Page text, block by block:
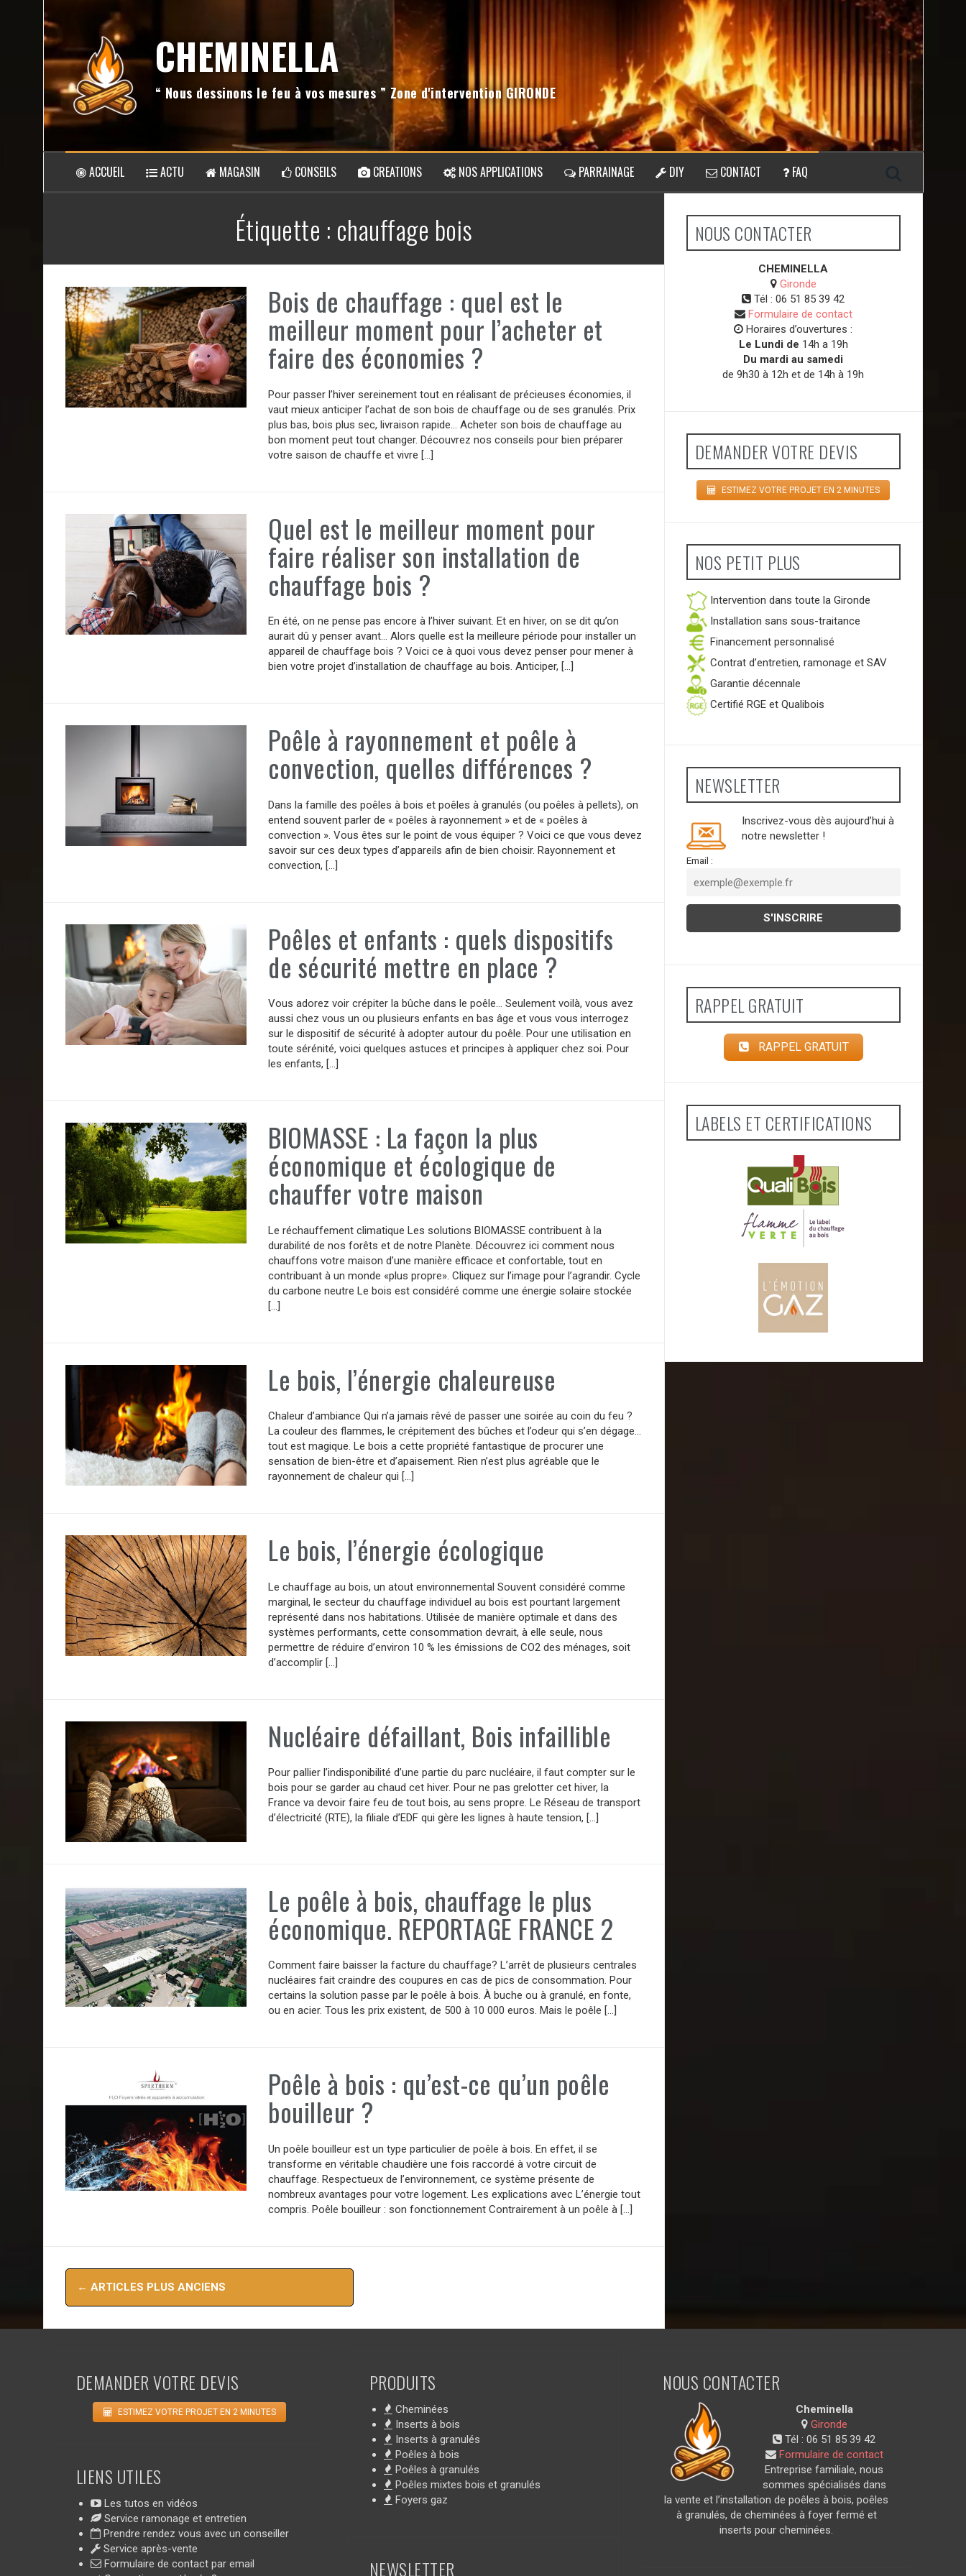
CHEMINELLA
“ Nous dessinons le feu à vos mesures ” Zone d'intervention GIRONDE
ACCUEIL ACTU MAGASIN CONSEILS CREATIONS NOS APPLICATIONS PARRAINAGE DIY CONTACT FAQ
Étiquette : chauffage bois
Bois de chauffage : quel est le
meilleur moment pour l’acheter et
faire des économies ?
Pour passer l’hiver sereinement tout en réalisant de précieuses économies, il
vaut mieux anticiper l’achat de son bois de chauffage ou de ses granulés. Prix
plus bas, bois plus sec, livraison rapide… Acheter son bois de chauffage au
bon moment peut tout changer. Découvrez nos conseils pour bien préparer
votre saison de chauffe et vivre […]
Quel est le meilleur moment pour
faire réaliser son installation de
chauffage bois ?
En été, on ne pense pas encore à l’hiver suivant. Et en hiver, on se dit qu’on
aurait dû y penser avant… Alors quelle est la meilleure période pour installer un
appareil de chauffage bois ? Voici ce à quoi vous devez penser pour mener à
bien votre projet d’installation de chauffage au bois. Anticiper, […]
Poêle à rayonnement et poêle à
convection, quelles différences ?
Dans la famille des poêles à bois et poêles à granulés (ou poêles à pellets), on
entend souvent parler de « poêles à rayonnement » et de « poêles à
convection ». Vous êtes sur le point de vous équiper ? Voici ce que vous devez
savoir sur ces deux types d’appareils afin de bien choisir. Rayonnement et
convection, […]
Poêles et enfants : quels dispositifs
de sécurité mettre en place ?
Vous adorez voir crépiter la bûche dans le poêle… Seulement voilà, vous avez
aussi chez vous un ou plusieurs enfants en bas âge et vous vous interrogez
sur le dispositif de sécurité à adopter autour du poêle. Pour une utilisation en
toute sérénité, voici quelques astuces et principes à appliquer chez soi. Pour
les enfants, […]
BIOMASSE : La façon la plus
économique et écologique de
chauffer votre maison
Le réchauffement climatique Les solutions BIOMASSE contribuent à la
durabilité de nos forêts et de notre Planète. Découvrez ici comment nous
chauffons votre maison d’une manière efficace et confortable, tout en
contribuant à un monde «plus propre». Cliquez sur l’image pour l’agrandir. Cycle
du carbone neutre Le bois est considéré comme une énergie solaire stockée
[…]
Le bois, l’énergie chaleureuse
Chaleur d’ambiance Qui n’a jamais rêvé de passer une soirée au coin du feu ?
La couleur des flammes, le crépitement des bûches et l’odeur qui s’en dégage…
tout est magique. Le bois a cette propriété fantastique de procurer une
sensation de bien-être et d’apaisement. Rien n’est plus agréable que le
rayonnement de chaleur qui […]
Le bois, l’énergie écologique
Le chauffage au bois, un atout environnemental Souvent considéré comme
marginal, le secteur du chauffage individuel au bois est pourtant largement
représenté dans nos habitations. Utilisée de manière optimale et dans des
systèmes performants, cette consommation devrait, à elle seule, nous
permettre de réduire d’environ 10 % les émissions de CO2 des ménages, soit
d’accomplir […]
Nucléaire défaillant, Bois infaillible
Pour pallier l’indisponibilité d’une partie du parc nucléaire, il faut compter sur le
bois pour se garder au chaud cet hiver. Pour ne pas grelotter cet hiver, la
France va devoir faire feu de tout bois, au sens propre. Le Réseau de transport
d’électricité (RTE), la filiale d’EDF qui gère les lignes à haute tension, […]
Le poêle à bois, chauffage le plus
économique. REPORTAGE FRANCE 2
Comment faire baisser la facture du chauffage? L’arrêt de plusieurs centrales
nucléaires fait craindre des coupures en cas de pics de consommation. Pour
certains la solution passe par le poêle à bois. À buche ou à granulé, en fonte,
ou en acier. Tous les prix existent, de 500 à 10 000 euros. Mais le poêle […]
Poêle à bois : qu’est-ce qu’un poêle
bouilleur ?
Un poêle bouilleur est un type particulier de poêle à bois. En effet, il se
transforme en véritable chaudière une fois raccordé à votre circuit de
chauffage. Respectueux de l’environnement, ce système présente de
nombreux avantages pour votre logement. Les explications avec L’énergie tout
compris. Poêle bouilleur : son fonctionnement Contrairement à un poêle à […]
Navigation
des
articles
← ARTICLES PLUS ANCIENS
NOUS CONTACTER
CHEMINELLA
Gironde
Tél : 06 51 85 39 42
Formulaire de contact
Horaires d’ouvertures :
Le Lundi de 14h a 19h
Du mardi au samedi
de 9h30 à 12h et de 14h à 19h
DEMANDER VOTRE DEVIS
ESTIMEZ VOTRE PROJET EN 2 MINUTES
NOS PETIT PLUS
Intervention dans toute la Gironde
Installation sans sous-traitance
Financement personnalisé
Contrat d’entretien, ramonage et SAV
Garantie décennale
Certifié RGE et Qualibois
NEWSLETTER
Inscrivez-vous dès aujourd’hui à
notre newsletter !
Email :
RAPPEL GRATUIT
RAPPEL GRATUIT
LABELS ET CERTIFICATIONS
DEMANDER VOTRE DEVIS
ESTIMEZ VOTRE PROJET EN 2 MINUTES
LIENS UTILES
Les tutos en vidéos
Service ramonage et entretien
Prendre rendez vous avec un conseiller
Service après-vente
Formulaire de contact par email
PRODUITS
Cheminées
Inserts à bois
Inserts à granulés
Poêles à bois
Poêles à granulés
Poêles mixtes bois et granulés
Foyers gaz
NEWSLETTER
NOUS CONTACTER
Cheminella
Gironde
Tél :06 51 85 39 42
Formulaire de contact
Entreprise familiale, nous
sommes spécialisés dans
la vente et l’installation de poêles à bois, poêles
à granulés, de cheminées à foyer fermé et
inserts pour cheminées.